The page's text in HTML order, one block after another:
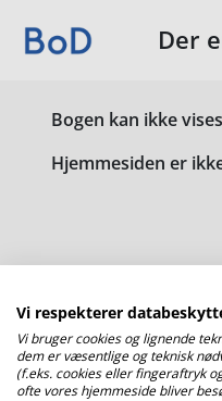
Der
Bogen kan ikke
Hjemmesiden er
Vi respekterer
Vi bruger cookies og lignende
dem er væsentlige og teknisk
(f.eks. cookies eller fingeraftryk
ofte vores hjemmeside bliver